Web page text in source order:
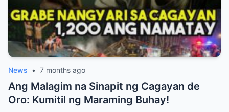
News • 7 months ago
Ang Malagim na Sinapit ng Cagayan de
Oro: Kumitil ng Maraming Buhay!